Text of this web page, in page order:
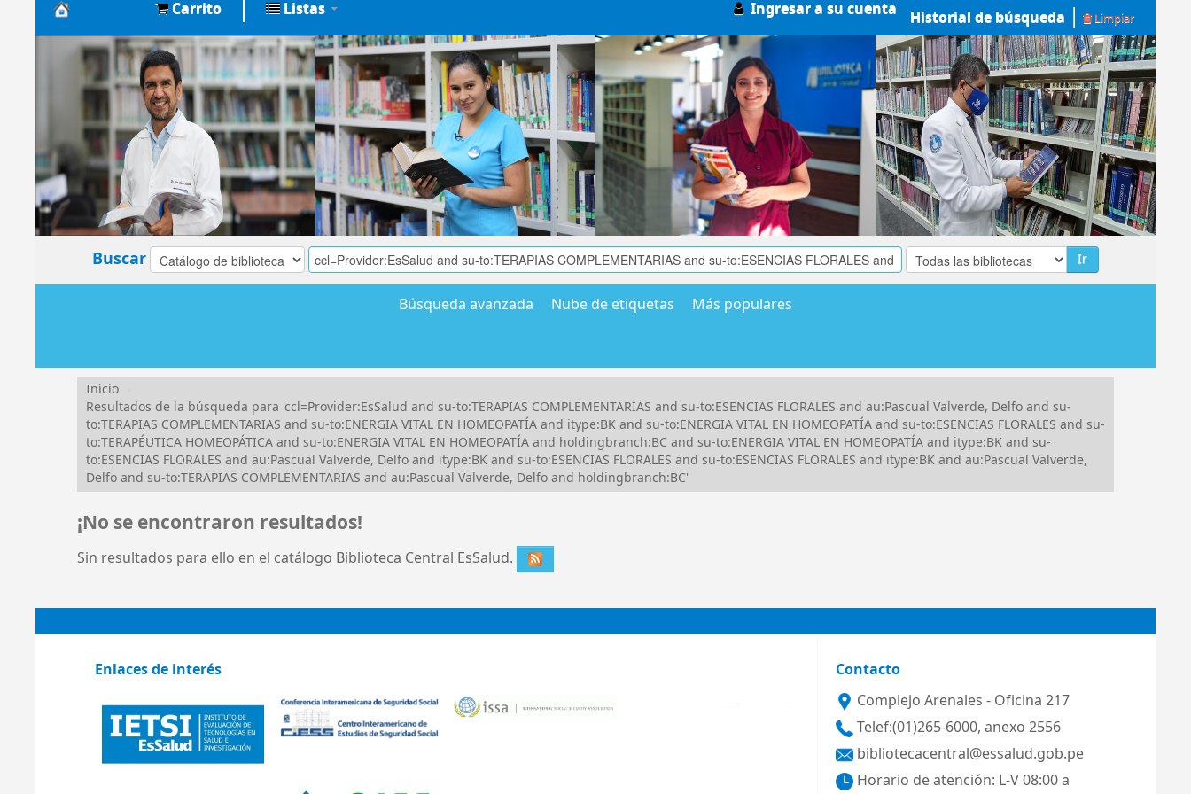
Biblioteca
Central
EsSalud
Carrito Listas Ingresar a su cuenta Historial de búsqueda Limpiar
Buscar Ir
Búsqueda avanzada Nube de etiquetas Más populares
Inicio
Resultados de la búsqueda para 'ccl=Provider:EsSalud and su-to:TERAPIAS COMPLEMENTARIAS and su-to:ESENCIAS FLORALES and au:Pascual Valverde, Delfo and su-
to:TERAPIAS COMPLEMENTARIAS and su-to:ENERGIA VITAL EN HOMEOPATÍA and itype:BK and su-to:ENERGIA VITAL EN HOMEOPATÍA and su-to:ESENCIAS FLORALES and su-
to:TERAPÉUTICA HOMEOPÁTICA and su-to:ENERGIA VITAL EN HOMEOPATÍA and holdingbranch:BC and su-to:ENERGIA VITAL EN HOMEOPATÍA and itype:BK and su-
to:ESENCIAS FLORALES and au:Pascual Valverde, Delfo and itype:BK and su-to:ESENCIAS FLORALES and su-to:ESENCIAS FLORALES and itype:BK and au:Pascual Valverde,
Delfo and su-to:TERAPIAS COMPLEMENTARIAS and au:Pascual Valverde, Delfo and holdingbranch:BC'
¡No se encontraron resultados!
Sin resultados para ello en el catálogo Biblioteca Central EsSalud.
Enlaces de interés
Contacto
Complejo Arenales - Oficina 217
Telef:(01)265-6000, anexo 2556
bibliotecacentral@essalud.gob.pe
Horario de atención: L-V 08:00 a